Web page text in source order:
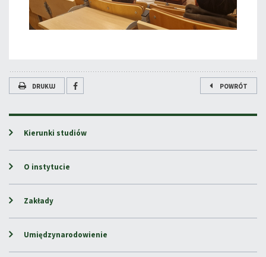
DRUKUJ POWRÓT
Kierunki studiów
O instytucie
Zakłady
Umiędzynarodowienie